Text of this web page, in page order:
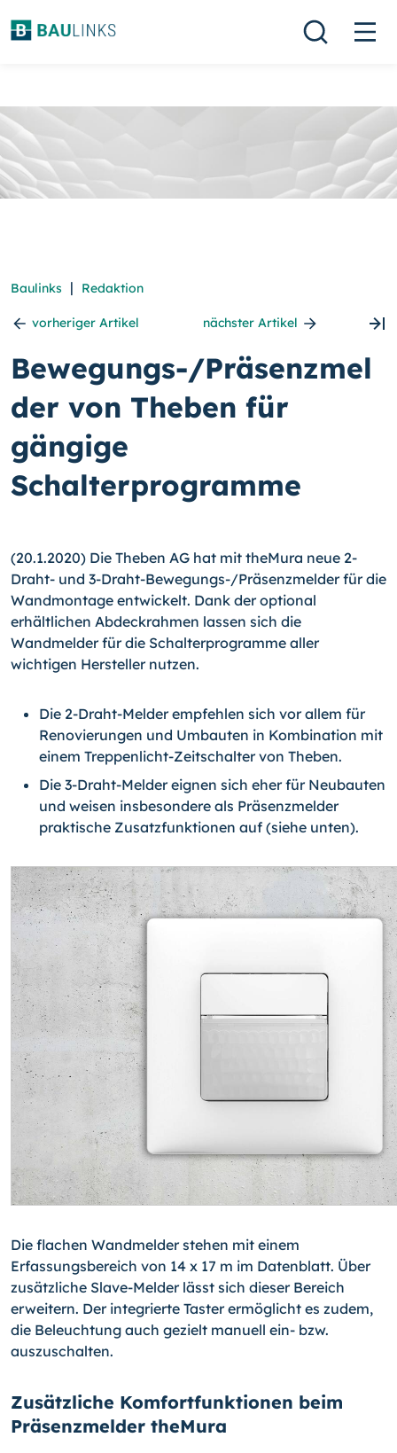
Baulinks | Redaktion
vorheriger Artikel nächster Artikel
Bewegungs-/Präsenzmel
der von Theben für
gängige
Schalterprogramme
(20.1.2020) Die Theben AG hat mit theMura neue 2-
Draht- und 3-Draht-Bewe­gungs-/Präsenzmelder für die
Wandmontage entwickelt. Dank der optional
erhältlichen Abdeckrahmen lassen sich die
Wandmelder für die Schalterprogramme aller
wichtigen Hersteller nutzen.
Die 2-Draht-Melder empfehlen sich vor allem für
Renovierungen und Umbauten in Kombination mit
einem Treppenlicht-Zeitschalter von Theben.
Die 3-Draht-Melder eignen sich eher für Neubauten
und weisen insbesondere als Präsenzmelder
praktische Zusatzfunktionen auf (siehe unten).
Die flachen Wandmelder stehen mit einem
Erfassungsbereich von 14 x 17 m im Datenblatt. Über
zusätzliche Slave-Melder lässt sich dieser Bereich
erweitern. Der integrierte Taster ermöglicht es zudem,
die Beleuchtung auch gezielt manuell ein- bzw.
auszuschalten.
Zusätzliche Komfortfunktionen beim
Präsenzmelder theMura